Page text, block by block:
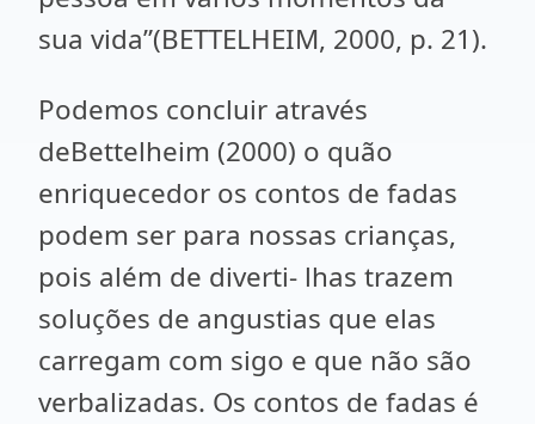
sua vida”(BETTELHEIM, 2000, p. 21).
Podemos concluir através
deBettelheim (2000) o quão
enriquecedor os contos de fadas
podem ser para nossas crianças,
pois além de diverti- lhas trazem
soluções de angustias que elas
carregam com sigo e que não são
verbalizadas. Os contos de fadas é